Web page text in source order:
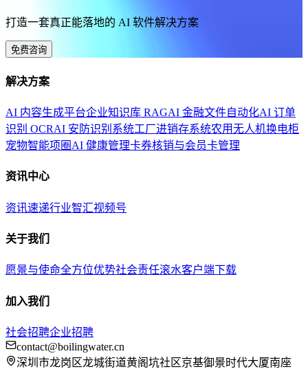
打造一套真正能落地的 AI 软件解决方案
免费咨询
解决方案
AI 内容生成平台企业知识库 RAGAI 金融文件自动化AI 订单
识别 OCRAI 安防识别系统工厂进销存系统农用无人机换电柜
宠物智能项圈 AI 健康管理卡券核销与会员卡管理
资讯中心
资讯速递行业智汇视频号
关于我们
愿景与使命全方位优势社会责任滚水客户端下载
加入我们
社会招聘企业招聘
contact@boilingwater.cn
深圳市龙岗区龙城街道黄阁坑社区京基御景时代大厦南座